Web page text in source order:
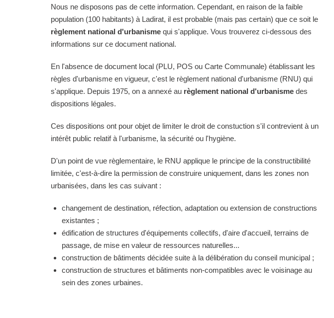
Nous ne disposons pas de cette information. Cependant, en raison de la faible
population (100 habitants) à Ladirat, il est probable (mais pas certain) que ce soit le
règlement national d'urbanisme qui s'applique. Vous trouverez ci-dessous des
informations sur ce document national.
En l'absence de document local (PLU, POS ou Carte Communale) établissant les
règles d'urbanisme en vigueur, c'est le règlement national d'urbanisme (RNU) qui
s'applique. Depuis 1975, on a annexé au règlement national d'urbanisme des
dispositions légales.
Ces dispositions ont pour objet de limiter le droit de constuction s'il contrevient à un
intérêt public relatif à l'urbanisme, la sécurité ou l'hygiène.
D'un point de vue règlementaire, le RNU applique le principe de la constructibilité
limitée, c'est-à-dire la permission de construire uniquement, dans les zones non
urbanisées, dans les cas suivant :
changement de destination, réfection, adaptation ou extension de constructions
existantes ;
édification de structures d'équipements collectifs, d'aire d'accueil, terrains de
passage, de mise en valeur de ressources naturelles...
construction de bâtiments décidée suite à la délibération du conseil municipal ;
construction de structures et bâtiments non-compatibles avec le voisinage au
sein des zones urbaines.